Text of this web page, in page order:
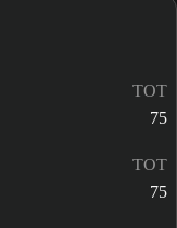
TOT
75
TOT
75